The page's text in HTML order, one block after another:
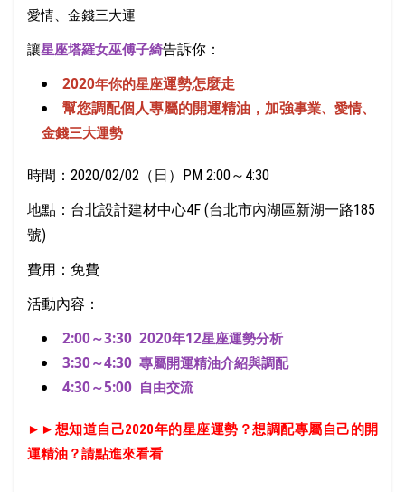
愛情、金錢三大運
讓星座塔羅女巫傅子綺告訴你：
2020年你的星座運勢怎麼走
幫您調配個人專屬的開運精油，加強事業、愛情、
金錢三大運勢
時間：2020/02/02（日）PM 2:00～4:30
地點：台北設計建材中心4F (台北市內湖區新湖一路185
號)
費用：免費
活動內容：
2:00～3:30 2020年12星座運勢分析
3:30～4:30 專屬開運精油介紹與調配
4:30～5:00 自由交流
►► 想知道自己2020年的星座運勢？想調配專屬自己的開
運精油？請點進來看看